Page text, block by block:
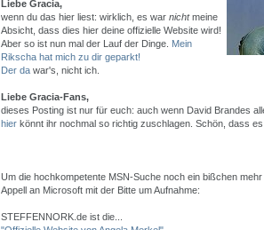
Liebe Gracia,
wenn du das hier liest: wirklich, es war nichtmeine
Absicht, dass dies hier deine offizielle Website wird!
Aber so ist nun mal der Lauf der Dinge. Mein
Rikscha hat mich zu dir geparkt!
Der da war's, nicht ich.
Liebe Gracia-Fans,
dieses Posting ist nur für euch: auch wenn David Brandes
hier könnt ihr nochmal so richtig zuschlagen. Schön, dass
Um die hochkompetente MSN-Suche noch ein bißchen
Appell an Microsoft mit der Bitte um Aufnahme:
STEFFENNORK.de ist die...